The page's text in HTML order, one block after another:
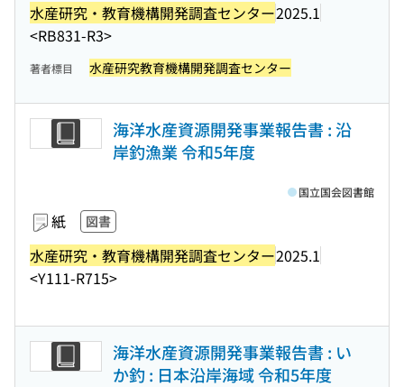
水産研究・教育機構開発調査センター2025.1
<RB831-R3>
著者標目 水産研究教育機構開発調査センター
海洋水産資源開発事業報告書 : 沿
岸釣漁業 令和5年度
紙 図書
水産研究・教育機構開発調査センター2025.1
<Y111-R715>
国立国会図書館
海洋水産資源開発事業報告書 : い
か釣 : 日本沿岸海域 令和5年度